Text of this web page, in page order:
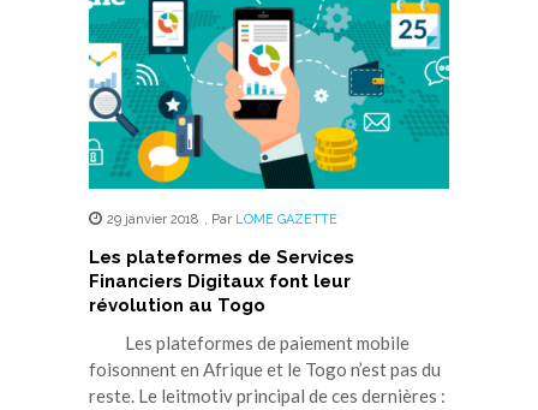
29 janvier 2018 , Par LOME GAZETTE
Les plateformes de Services
Financiers Digitaux font leur
révolution au Togo
Les plateformes de paiement mobile
foisonnent en Afrique et le Togo n’est pas du
reste. Le leitmotiv principal de ces dernières :